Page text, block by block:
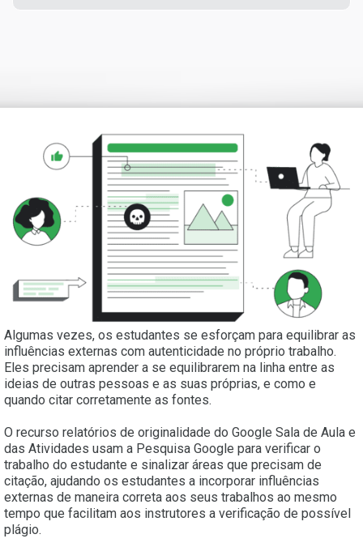
Algumas vezes, os estudantes se esforçam para equilibrar as
influências externas com autenticidade no próprio trabalho.
Eles precisam aprender a se equilibrarem na linha entre as
ideias de outras pessoas e as suas próprias, e como e
quando citar corretamente as fontes.
O recurso relatórios de originalidade do Google Sala de Aula e
das Atividades usam a Pesquisa Google para verificar o
trabalho do estudante e sinalizar áreas que precisam de
citação, ajudando os estudantes a incorporar influências
externas de maneira correta aos seus trabalhos ao mesmo
tempo que facilitam aos instrutores a verificação de possível
plágio.